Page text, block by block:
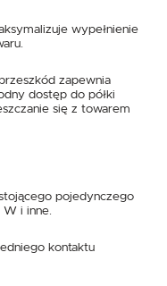
wypełnienie
zapewnia
dostęp do półki
się z towarem
pojedynczego
W i inne.
kontaktu